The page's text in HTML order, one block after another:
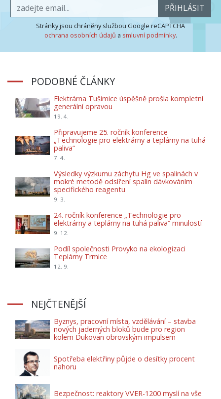
PŘIHLÁSIT
Stránky jsou chráněny službou Google reCAPTCHA
ochrana osobních údajů a smluvní podmínky.
PODOBNÉ ČLÁNKY
Elektrárna Tušimice úspěšně prošla kompletní
generální opravou
19. 4.
Připravujeme 25. ročník konference
„Technologie pro elektrárny a teplárny na tuhá
paliva“
7. 4.
Výsledky výzkumu záchytu Hg ve spalinách v
mokré metodě odsíření spalin dávkováním
specifického reagentu
9. 3.
24. ročník konference „Technologie pro
elektrárny a teplárny na tuhá paliva“ minulostí
9. 12.
Podíl společnosti Provyko na ekologizaci
Teplárny Trmice
12. 9.
NEJČTENĚJŠÍ
Byznys, pracovní místa, vzdělávání – stavba
nových jaderných bloků bude pro region
kolem Dukovan obrovským impulsem
Spotřeba elektřiny půjde o desítky procent
nahoru
Bezpečnost: reaktory VVER-1200 myslí na vše